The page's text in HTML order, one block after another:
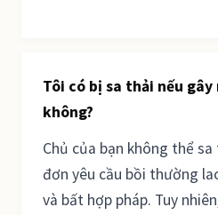
Tôi có bị sa thải nếu
không?
Chủ của bạn không thể
đơn yêu cầu bồi thường
và bất hợp pháp. Tuy